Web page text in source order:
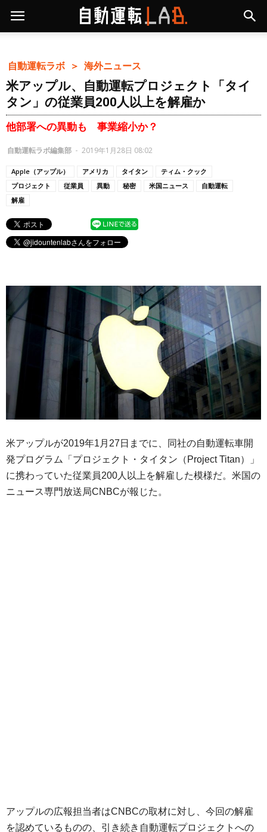
自動運転ラボ ＞ 海外ニュース
米アップル、自動運転プロジェクト「タイ
タン」の従業員200人以上を解雇か
他部署への異動も 事業縮小か？
自動運転ラボ編集部 - 2019年1月28日 08:02
Apple（アップル） アメリカ タイタン
ティム・クック
プロジェクト
従業員 異動 秘密 米国ニュース
自動運転
解雇
米アップルが2019年1月27日までに、同社の自動運転車開
発プログラム「プロジェクト・タイタン（Project Titan）」
に携わっていた従業員200人以上を解雇した模様だ。米国の
ニュース専門放送局CNBCが報じた。
アップルの広報担当者はCNBCの取材に対し、今回の解雇
を認めているものの、引き続き自動運転プロジェクトへの